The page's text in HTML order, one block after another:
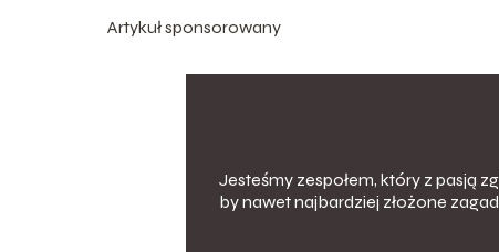
Artykuł sponsorowany
Jesteśmy zespołem, który z pasją
by nawet najbardziej złożone